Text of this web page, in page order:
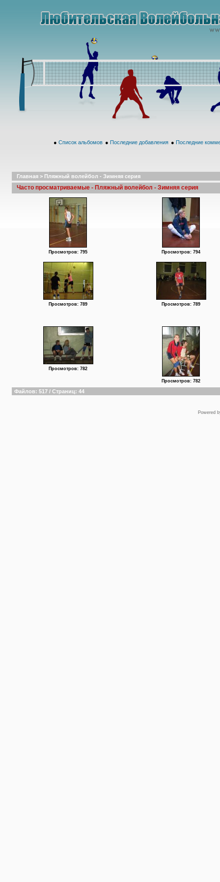
● Список альбомов ● Последние добавления ● Последние
Главная > Пляжный волейбол - Зимняя серия
Часто просматриваемые - Пляжный волейбол - Зимняя серия
Просмотров: 795 Просмотров: 794
Просмотров: 789 Просмотров: 789
Просмотров: 782
Просмотров: 782
Файлов: 517 / Страниц: 44
Powered